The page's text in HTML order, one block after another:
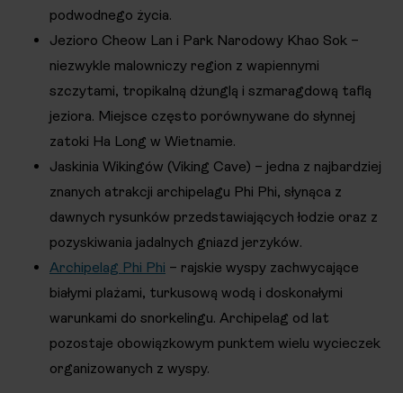
podwodnego życia.
Jezioro Cheow Lan i Park Narodowy Khao Sok –
niezwykle malowniczy region z wapiennymi
szczytami, tropikalną dżunglą i szmaragdową taflą
jeziora. Miejsce często porównywane do słynnej
zatoki Ha Long w Wietnamie.
Jaskinia Wikingów (Viking Cave) – jedna z najbardziej
znanych atrakcji archipelagu Phi Phi, słynąca z
dawnych rysunków przedstawiających łodzie oraz z
pozyskiwania jadalnych gniazd jerzyków.
Archipelag Phi Phi – rajskie wyspy zachwycające
białymi plażami, turkusową wodą i doskonałymi
warunkami do snorkelingu. Archipelag od lat
pozostaje obowiązkowym punktem wielu wycieczek
organizowanych z wyspy.